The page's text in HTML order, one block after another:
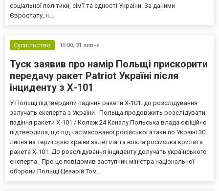
соціальної політики, сім'ї та єдності України. За даними
Євростату, н...
Суспільство 15:00, 31 липня
Туск заявив про намір Польщі прискорити
передачу ракет Patriot Україні після
інциденту з Х-101
У Польщі підтвердили падіння ракети Х-101: до розслідування
залучать експерта з України Польща продовжить розслідувати
падіння ракети Х-101 / Колаж 24 Каналу Польська влада офіційно
підтвердила, що під час масованої російської атаки по Україні 30
липня на територію країни залетіла та впала російська крилата
ракета Х-101. До розслідування інциденту долучать українського
експерта. Про це повідомив заступник міністра національної
оборони Польщі Цезарій Том...